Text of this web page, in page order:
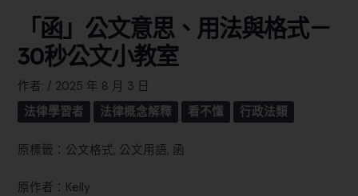
「函」公文意思、用法與格式－
30秒公文小教室
作者: / 2025 年 8 月 3 日
法律學習者
法律概念解釋 看不懂 行政法類
原標籤：公文格式, 公文用語, 函
原作者：Kelly